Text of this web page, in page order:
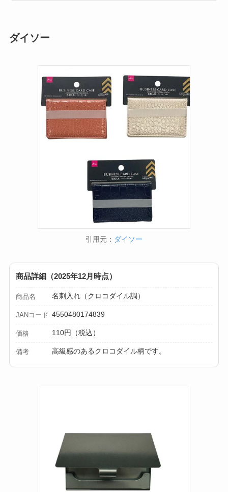
ダイソー
引用元： ダイソー
商品詳細（2025年12月時点）
商品名 名刺入れ（クロコダイル調）
JANコード 4550480174839
価格 110円（税込）
備考 高級感のあるクロコダイル柄です。